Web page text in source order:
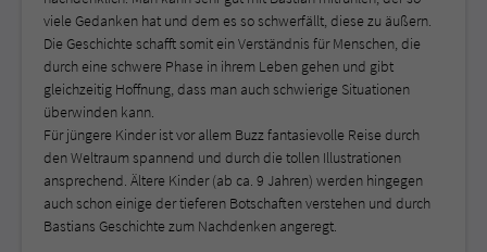
viele Gedanken hat und dem es so schwerfällt, diese zu äußern.
Die Geschichte schafft somit ein Verständnis für Menschen, die
durch eine schwere Phase in ihrem Leben gehen und gibt
gleichzeitig Hoffnung, dass man auch schwierige Situationen
überwinden kann.
Für jüngere Kinder ist vor allem Buzz fantasievolle Reise durch
den Weltraum spannend und durch die tollen Illustrationen
ansprechend. Ältere Kinder (ab ca. 9 Jahren) werden hingegen
auch schon einige der tieferen Botschaften verstehen und durch
Bastians Geschichte zum Nachdenken angeregt.